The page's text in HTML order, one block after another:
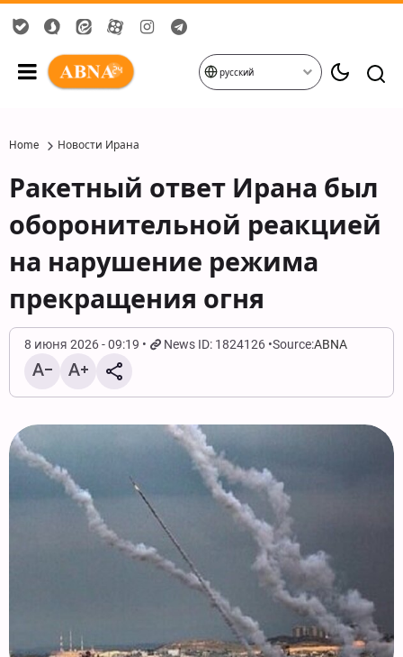
русский
Home Новости Ирана
Ракетный ответ Ирана был
оборонительной реакцией
на нарушение режима
прекращения огня
8 июня 2026 - 09:19 News ID: 1824126 Source:ABNA